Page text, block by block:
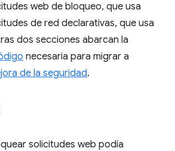
web de bloqueo, que usa
de red declarativas, que usa
dos secciones abarcan la
necesaria para migrar a
de la seguridad.
solicitudes web podía